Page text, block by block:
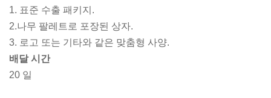
1. 표준 수출 패키지.
2.나무 팔레트로 포장된 상자.
3. 로고 또는 기타와 같은 맞춤형 사양.
배달 시간
20 일